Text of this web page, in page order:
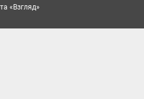
«Взгляд»